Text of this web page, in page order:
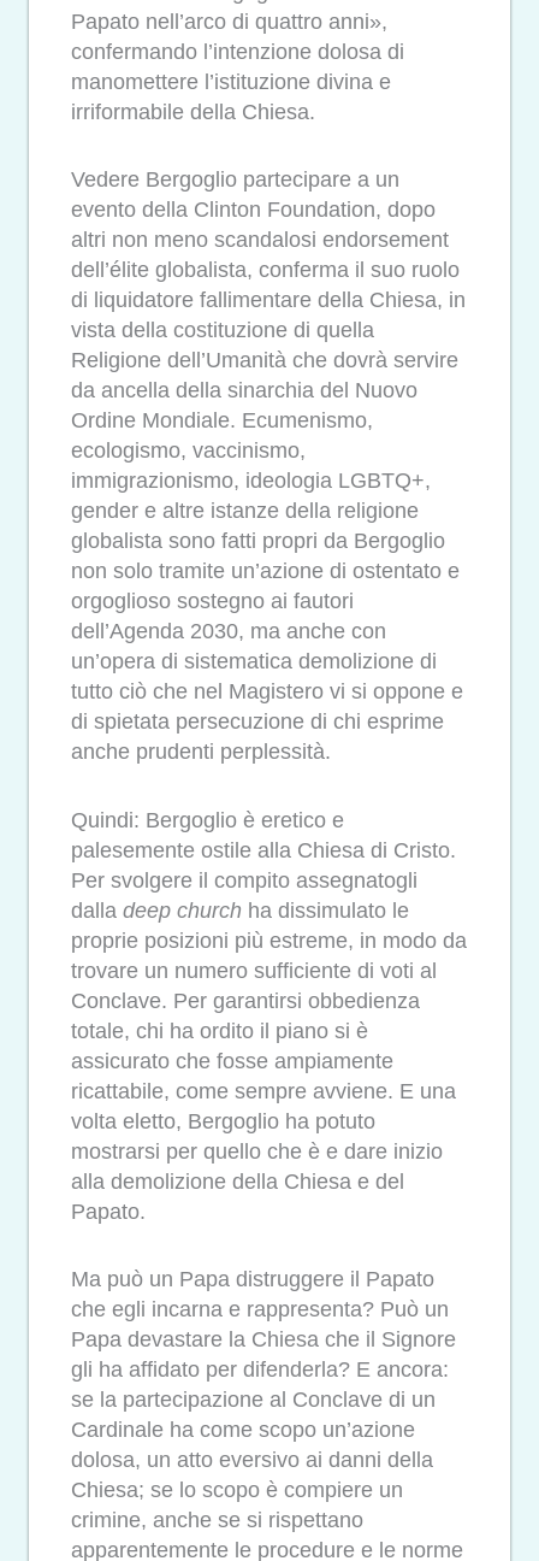
Papato nell’arco di quattro anni»,
confermando l’intenzione dolosa di
manomettere l’istituzione divina e
irriformabile della Chiesa.
Vedere Bergoglio partecipare a un
evento della Clinton Foundation, dopo
altri non meno scandalosi endorsement
dell’élite globalista, conferma il suo ruolo
di liquidatore fallimentare della Chiesa, in
vista della costituzione di quella
Religione dell’Umanità che dovrà servire
da ancella della sinarchia del Nuovo
Ordine Mondiale. Ecumenismo,
ecologismo, vaccinismo,
immigrazionismo, ideologia LGBTQ+,
gender e altre istanze della religione
globalista sono fatti propri da Bergoglio
non solo tramite un’azione di ostentato e
orgoglioso sostegno ai fautori
dell’Agenda 2030, ma anche con
un’opera di sistematica demolizione di
tutto ciò che nel Magistero vi si oppone e
di spietata persecuzione di chi esprime
anche prudenti perplessità.
Quindi: Bergoglio è eretico e
palesemente ostile alla Chiesa di Cristo.
Per svolgere il compito assegnatogli
dalla deep church ha dissimulato le
proprie posizioni più estreme, in modo da
trovare un numero sufficiente di voti al
Conclave. Per garantirsi obbedienza
totale, chi ha ordito il piano si è
assicurato che fosse ampiamente
ricattabile, come sempre avviene. E una
volta eletto, Bergoglio ha potuto
mostrarsi per quello che è e dare inizio
alla demolizione della Chiesa e del
Papato.
Ma può un Papa distruggere il Papato
che egli incarna e rappresenta? Può un
Papa devastare la Chiesa che il Signore
gli ha affidato per difenderla? E ancora:
se la partecipazione al Conclave di un
Cardinale ha come scopo un’azione
dolosa, un atto eversivo ai danni della
Chiesa; se lo scopo è compiere un
crimine, anche se si rispettano
apparentemente le procedure e le norme